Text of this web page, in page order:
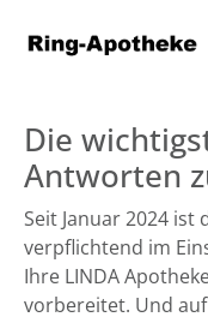
Die
Antworten
Seit Januar 2024 ist
verpflichtend im
Ihre LINDA
vorbereitet. Und